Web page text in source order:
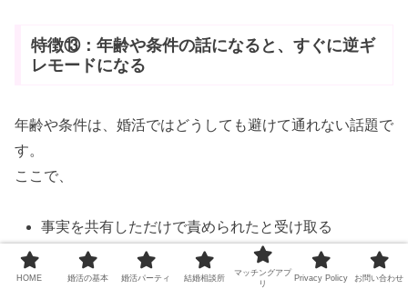
特徴⑬：年齢や条件の話になると、すぐに逆ギ
レモードになる
年齢や条件は、婚活ではどうしても避けて通れない話題で
す。
ここで、
事実を共有しただけで責められたと受け取る
話をすぐに「あなたは私を否定している」にすり替
える
HOME 婚活の基本 婚活パーティ 結婚相談所
マッチングアプ
リ
Privacy Policy お問い合わせ